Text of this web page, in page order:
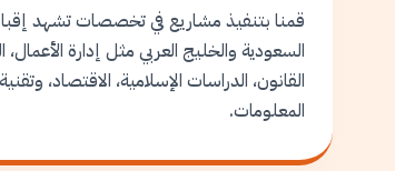
قمنا بتنفيذ مشاريع في تخصصات تشهد
السعودية والخليج العربي مثل إدارة الأعمال،
القانون، الدراسات الإسلامية، الاقتصاد، وتقنية
المعلومات.